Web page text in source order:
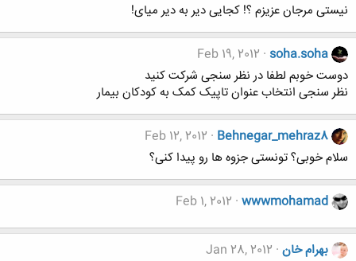
نیستی مرجان عزیزم ؟! کجایی دیر به دیر میای!
soha.soha
Feb 19, 2012
دوست خوبم لطفا در نظر سنجی شرکت کنید
نظر سنجی انتخاب عنوان تاپیک کمک به کودکان بیمار
Behnegar_mehraz8
Feb 12, 2012
سلام خوبی؟ تونستی جزوه ها رو پیدا کنی؟
wwwmohamad
Feb 1, 2012
بهرام خان Jan 28, 2012